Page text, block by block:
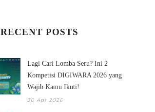
RECENT POSTS
Lagi Cari Lomba Seru? Ini 2
Kompetisi DIGIWARA 2026 yang
Wajib Kamu Ikuti!
30 Apr 2026